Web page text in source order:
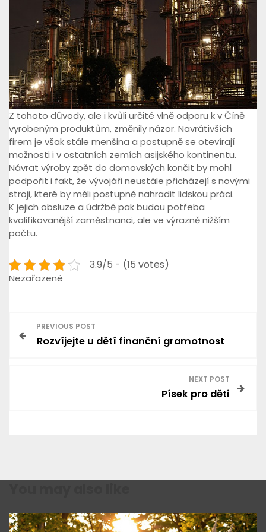
Z tohoto důvody, ale i kvůli určité vlně odporu k v Číně
vyrobeným produktům, změnily názor. Navrátivších
firem je však stále menšina a postupně se otevírají
možnosti i v ostatních zemích asijského kontinentu.
Návrat výroby zpět do domovských končit by mohl
podpořit i fakt, že vývojáři neustále přicházejí s novými
stroji, které by měli postupně nahradit lidskou práci.
K jejich obsluze a údržbě pak budou potřeba
kvalifikovanější zaměstnanci, ale ve výrazně nižším
počtu.
3.9/5 - (15 votes)
Nezařazené
c
e
PREVIOUS POST
Rozvíjejte u dětí finanční gramotnost
NEXT POST
Písek pro děti